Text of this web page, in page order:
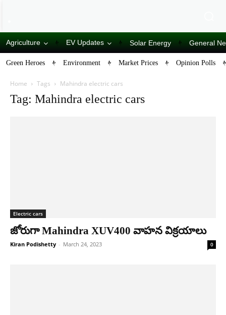
Agriculture EV Updates Solar Energy General
Green Heroes Environment Market Prices Opinion Polls
Home Tags Mahindra electric cars
Tag: Mahindra electric cars
Electric cars
జోరుగా Mahindra XUV400 వాహ‌న విక్ర‌యాలు
Kiran Podishetty - March 24, 2023 0